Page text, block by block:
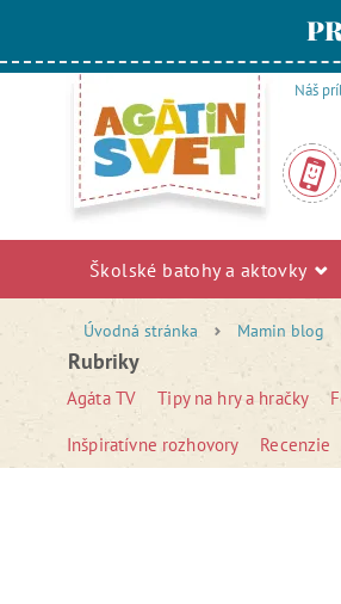
Náš
Školské batohy a aktovky
Úvodná stránka Mamin blog
Rubriky
Agáta TV Tipy na hry a hračky
Inšpiratívne rozhovory Recenzie